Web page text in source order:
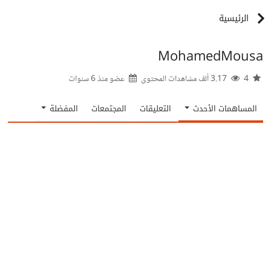
الرئيسية
MohamedMousa
عضو منذ6 سنوات
المساهمات الأحدث التعليقات المجتمعات المفضلة